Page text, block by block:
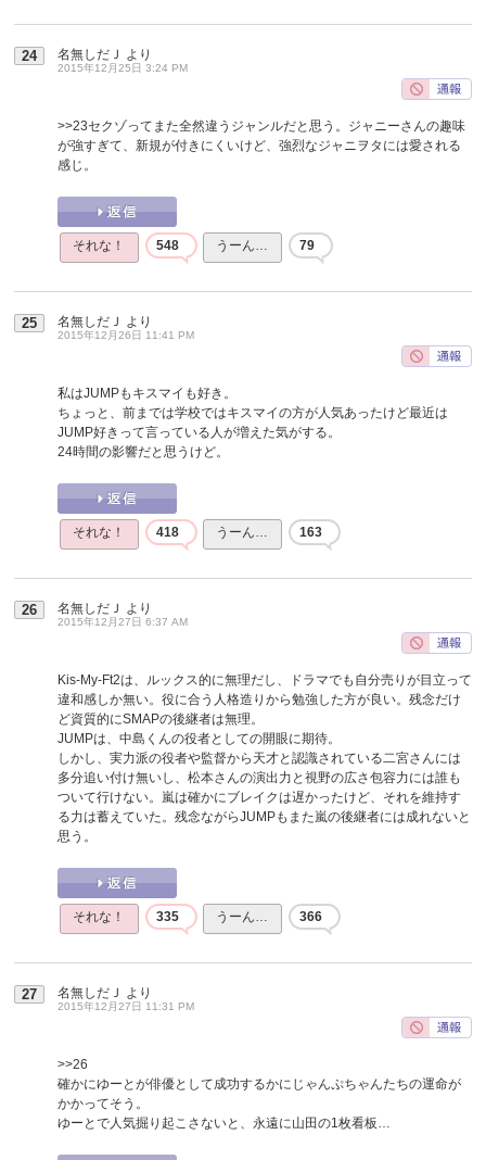
24 名無しだＪ より
2015年12月25日 3:24 PM
>>23セクゾってまた全然違うジャンルだと思う。ジャニーさんの趣味
が強すぎて、新規が付きにくいけど、強烈なジャニヲタには愛される
感じ。
それな！ 548 うーん… 79
25 名無しだＪ より
2015年12月26日 11:41 PM
私はJUMPもキスマイも好き。
ちょっと、前までは学校ではキスマイの方が人気あったけど最近は
JUMP好きって言っている人が増えた気がする。
24時間の影響だと思うけど。
それな！ 418 うーん… 163
26 名無しだＪ より
2015年12月27日 6:37 AM
Kis-My-Ft2は、ルックス的に無理だし、ドラマでも自分売りが目立って
違和感しか無い。役に合う人格造りから勉強した方が良い。残念だけ
ど資質的にSMAPの後継者は無理。
JUMPは、中島くんの役者としての開眼に期待。
しかし、実力派の役者や監督から天才と認識されている二宮さんには
多分追い付け無いし、松本さんの演出力と視野の広さ包容力には誰も
ついて行けない。嵐は確かにブレイクは遅かったけど、それを維持す
る力は蓄えていた。残念ながらJUMPもまた嵐の後継者には成れないと
思う。
それな！ 335 うーん… 366
27 名無しだＪ より
2015年12月27日 11:31 PM
>>26
確かにゆーとが俳優として成功するかにじゃんぷちゃんたちの運命が
かかってそう。
ゆーとで人気掘り起こさないと、永遠に山田の1枚看板…